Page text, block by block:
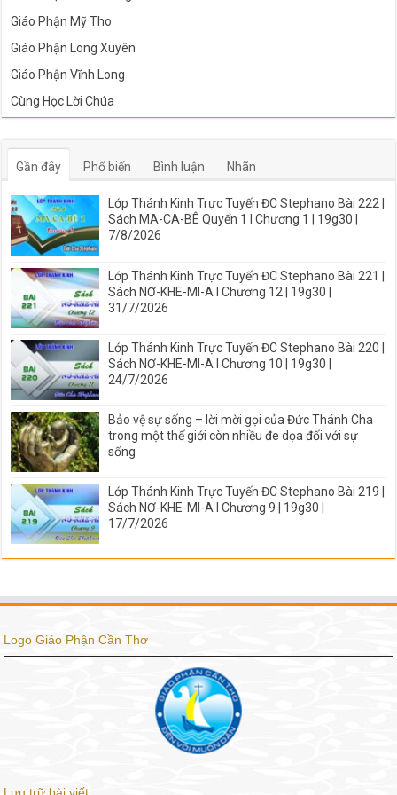
Giáo Phận Mỹ Tho
Giáo Phận Long Xuyên
Giáo Phận Vĩnh Long
Cùng Học Lời Chúa
Gần đây Phổ biến Bình luận Nhãn
Lớp Thánh Kinh Trực Tuyến ĐC Stephano Bài 222 |
Sách MA-CA-BÊ Quyển 1 I Chương 1 | 19g30 |
7/8/2026
Lớp Thánh Kinh Trực Tuyến ĐC Stephano Bài 221 |
Sách NƠ-KHE-MI-A I Chương 12 | 19g30 |
31/7/2026
Lớp Thánh Kinh Trực Tuyến ĐC Stephano Bài 220 |
Sách NƠ-KHE-MI-A I Chương 10 | 19g30 |
24/7/2026
Bảo vệ sự sống – lời mời gọi của Đức Thánh Cha
trong một thế giới còn nhiều đe dọa đối với sự
sống
Lớp Thánh Kinh Trực Tuyến ĐC Stephano Bài 219 |
Sách NƠ-KHE-MI-A I Chương 9 | 19g30 |
17/7/2026
Logo Giáo Phận Cần Thơ